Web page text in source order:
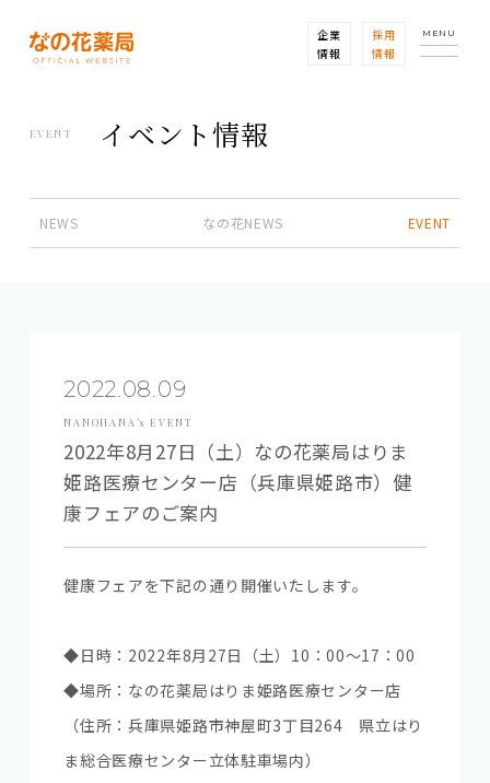
企業
情報
採用
情報
MENU
EVENT イベント情報
NEWS なの花NEWS EVENT
2022.08.09
NANOHANA’s EVENT
2022年8月27日（土）なの花薬局はりま
姫路医療センター店（兵庫県姫路市）健
康フェアのご案内
健康フェアを下記の通り開催いたします。
◆日時：2022年8月27日（土）10：00～17：00
◆場所：なの花薬局はりま姫路医療センター店
（住所：兵庫県姫路市神屋町3丁目264 県立はり
ま総合医療センター立体駐車場内）